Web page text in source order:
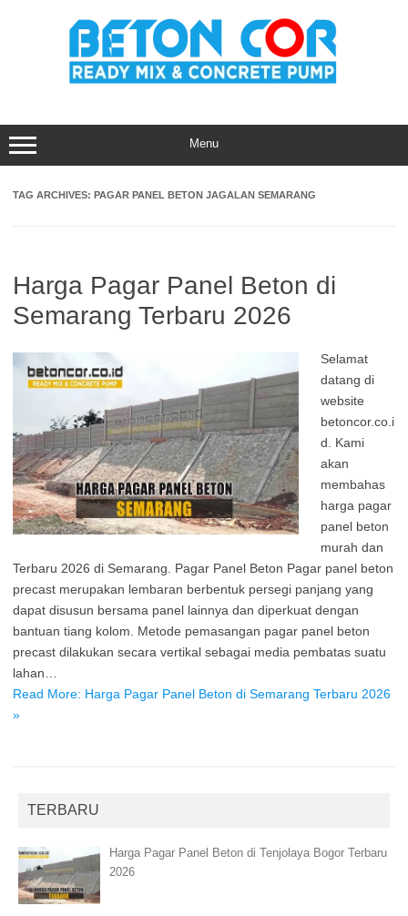
Menu
TAG ARCHIVES: PAGAR PANEL BETON JAGALAN SEMARANG
Harga Pagar Panel Beton di
Semarang Terbaru 2026
Selamat
datang di
website
betoncor.co.i
d. Kami
akan
membahas
harga pagar
panel beton
murah dan
Terbaru 2026 di Semarang. Pagar Panel Beton Pagar panel beton
precast merupakan lembaran berbentuk persegi panjang yang
dapat disusun bersama panel lainnya dan diperkuat dengan
bantuan tiang kolom. Metode pemasangan pagar panel beton
precast dilakukan secara vertikal sebagai media pembatas suatu
lahan…
Read More: Harga Pagar Panel Beton di Semarang Terbaru 2026
»
TERBARU
Harga Pagar Panel Beton di Tenjolaya Bogor Terbaru
2026